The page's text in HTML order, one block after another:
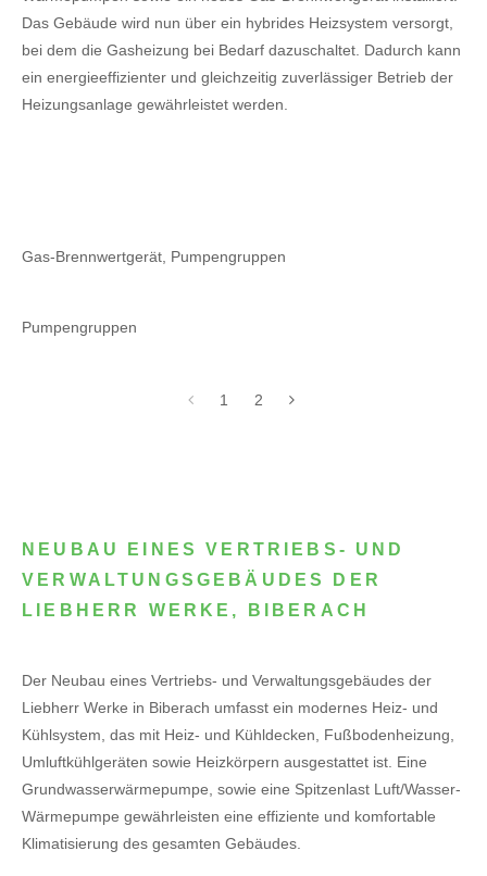
Das Gebäude wird nun über ein hybrides Heizsystem versorgt,
bei dem die Gasheizung bei Bedarf dazuschaltet. Dadurch kann
ein energieeffizienter und gleichzeitig zuverlässiger Betrieb der
Heizungsanlage gewährleistet werden.
Gas-Brennwertgerät, Pumpengruppen
Pumpengruppen
1 2
NEUBAU EINES VERTRIEBS- UND
VERWALTUNGSGEBÄUDES DER
LIEBHERR WERKE, BIBERACH
Der Neubau eines Vertriebs- und Verwaltungsgebäudes der
Liebherr Werke in Biberach umfasst ein modernes Heiz- und
Kühlsystem, das mit Heiz- und Kühldecken, Fußbodenheizung,
Umluftkühlgeräten sowie Heizkörpern ausgestattet ist. Eine
Grundwasserwärmepumpe, sowie eine Spitzenlast Luft/Wasser-
Wärmepumpe gewährleisten eine effiziente und komfortable
Klimatisierung des gesamten Gebäudes.